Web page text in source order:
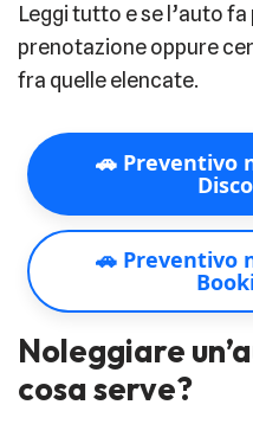
Leggi tutto e se l’auto
prenotazione oppure
fra quelle elencate.
🚗 Preventivo
🚗 Preventivo
Noleggiare
cosa serve?